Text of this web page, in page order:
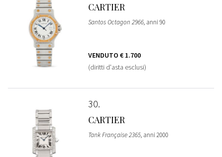
CARTIER
Santos Octagon 2966, anni 90
VENDUTO € 1.700
(diritti d'asta esclusi)
30
CARTIER
Tank Française 2365, anni 2000